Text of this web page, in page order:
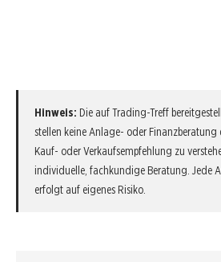
Hinweis: Die auf Trading-Treff
stellen keine Anlage- oder
Kauf- oder Verkaufsempfehlung zu
individuelle, fachkundige Beratung. Jede
erfolgt auf eigenes Risiko.